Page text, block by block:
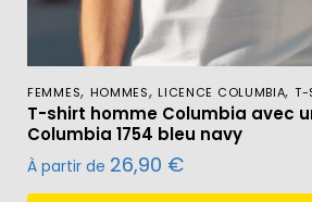
FEMMES, HOMMES, LICENCE COLUMBIA, T-
T-shirt homme Columbia avec
Columbia 1754 bleu navy
À partir de 26,90 €